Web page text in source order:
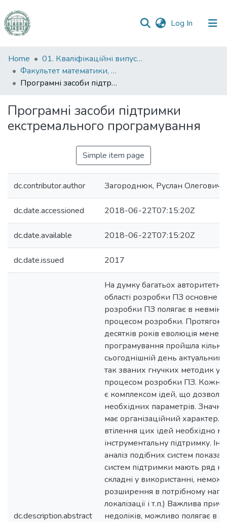
Log In (current)
Communities
&
Collections
Statistics
Home
01. Кваліфікаційні випускні роботи здобувачів вищої освіти
Факультет математики, фізики та інформаційних технологій
Програмні засоби підтримки екстремального програмування
Програмні засоби підтримки
екстремального програмування
Simple item page
dc.contributor.author Загороднюк, Руслан Олегович
dc.date.accessioned 2018-06-22T07:15:20Z
dc.date.available 2018-06-22T07:15:20Z
dc.date.issued 2017
dc.description.abstract
На думку багатьох
області розробки ПЗ основне
розробки ПЗ полягає в
процесом розробки. Протягом
десятків років еволюція
програмування пройшла кілька
сьогоднішній день
так званих гнучких методик
процесом розробки ПЗ. Кожна
є комплексом ідей, що
необхідних параметрів.
має організаційний характер.
втілення цих ідей необхідно
інструментальну підтримку.
аналіз подібних систем
систем підтримки мають ряд
складні у використанні,
розширення в потрібному
локалізації і т.п.) Важлива
недоліків, можливо полягає в